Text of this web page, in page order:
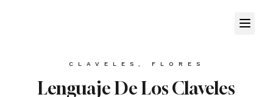
CLAVELES FLORES
Lenguaje De Los Claveles